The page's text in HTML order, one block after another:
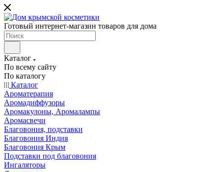
Готовый интернет-магазин товаров для дома
Каталог
По всему сайту
По каталогу
Каталог
Ароматерапия
Аромадиффузоры
Аромакулоны, Аромалампы
Аромасвечи
Благовония, подставки
Благовония Индия
Благовония Крым
Подставки под благовония
Ингаляторы